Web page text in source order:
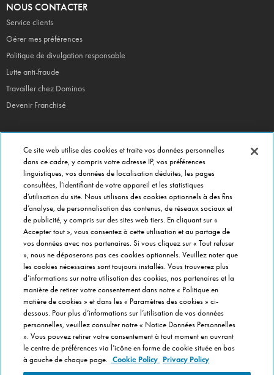
NOUS CONTACTER
Service clients
Gérer mes préférences
Politique de divulgation responsable
Lutte anti-fraude
Travailler chez Dominos
Devenir Franchisé
EN CE MOMENT
Bouchées Doubles
Jours Fous
Domino's x Oasis x Spiderman
Nos opérations locales
PRÈS DE CHEZ VOUS
Pizzas Paris
Pizzas Lyon
Pizzas Marseille
Pizzas Lille
Pizzas Nantes
Ce site web utilise des cookies et traite vos données personnelles
dans ce cadre, y compris votre adresse IP, vos préférences
linguistiques, vos données de localisation déduites, les pages
consultées, l’identifiant de votre appareil et les statistiques
d’utilisation du site. Nous utilisons des cookies optionnels à des fins
d’analyse, de personnalisation des contenus, de réseaux sociaux et
de publicité, y compris sur des sites web tiers. En cliquant sur «
Accepter tout », vous consentez à cette utilisation et au partage de
vos données avec nos partenaires. Si vous cliquez sur « Tout refuser
», nous ne déposerons pas ces cookies optionnels. Veuillez noter que
les cookies nécessaires sont toujours installés. Vous trouverez plus
d’informations sur notre utilisation des cookies, nos partenaires et la
manière de retirer votre consentement dans notre « Politique en
matière de cookies » et dans les « Paramètres des cookies » ci-
dessous. Pour plus d’informations sur l’utilisation de vos données
personnelles, veuillez consulter notre « Notice Données Personnelles
». Vous pouvez retirer votre consentement à tout moment en ouvrant
le centre de préférences via l’icône en forme de cookie située en bas
à gauche de chaque page. Cookie Policy Privacy Policy